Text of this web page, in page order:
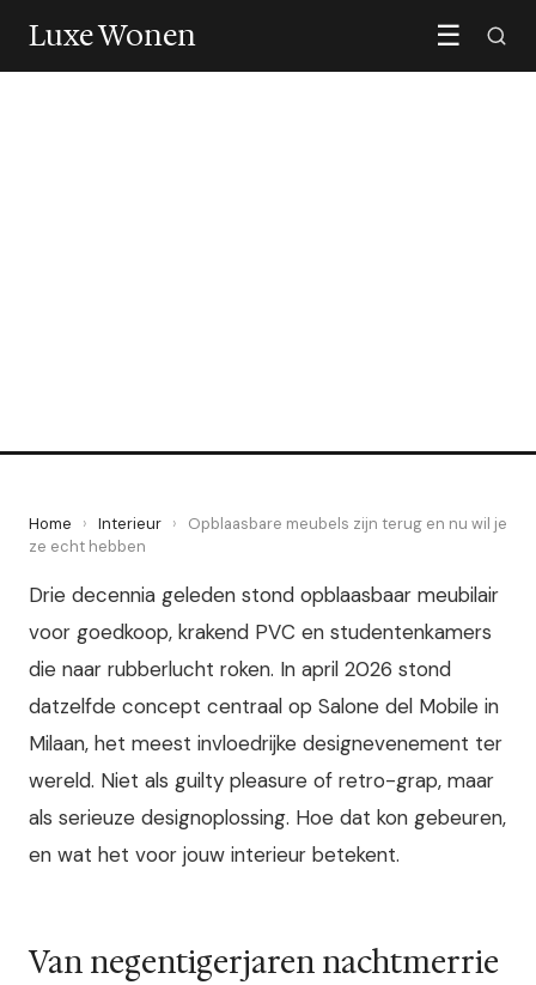
Luxe Wonen ☰
Home › Interieur ›
Opblaasbare meubels zijn terug en nu wil je
ze echt hebben
Drie decennia geleden stond opblaasbaar meubilair
voor goedkoop, krakend PVC en studentenkamers
die naar rubberlucht roken. In april 2026 stond
datzelfde concept centraal op Salone del Mobile in
Milaan, het meest invloedrijke designevenement ter
wereld. Niet als guilty pleasure of retro-grap, maar
als serieuze designoplossing. Hoe dat kon gebeuren,
en wat het voor jouw interieur betekent.
Van negentigerjaren nachtmerrie